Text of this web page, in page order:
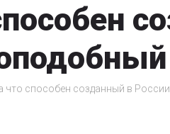
что способен созданный в